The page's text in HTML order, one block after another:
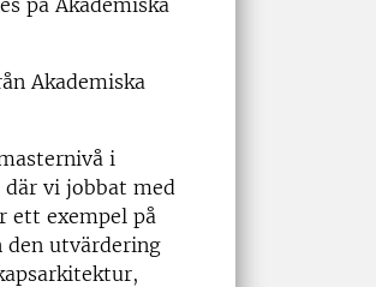
på Akademiska
Akademiska
i
där vi jobbat med
ett exempel på
den utvärdering